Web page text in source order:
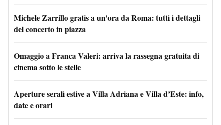
Michele Zarrillo gratis a un'ora da Roma: tutti i dettagli
del concerto in piazza
Omaggio a Franca Valeri: arriva la rassegna gratuita di
cinema sotto le stelle
Aperture serali estive a Villa Adriana e Villa d’Este: info,
date e orari